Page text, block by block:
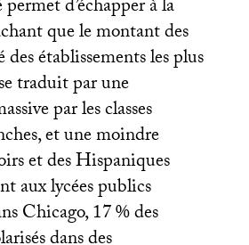
d’échapper à la
que le montant des
établissements les plus
se traduit par une
par les classes
et une moindre
et des Hispaniques
aux lycées publics
Chicago, 17% des